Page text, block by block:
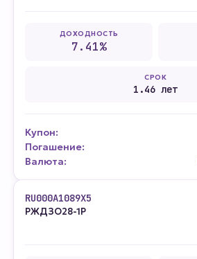
ДОХОДНОСТЬ
7.41%
СРОК
1.46 лет
Купон:
Погашение:
Валюта:
RU000A1089X5
РЖДЗО28-1Р